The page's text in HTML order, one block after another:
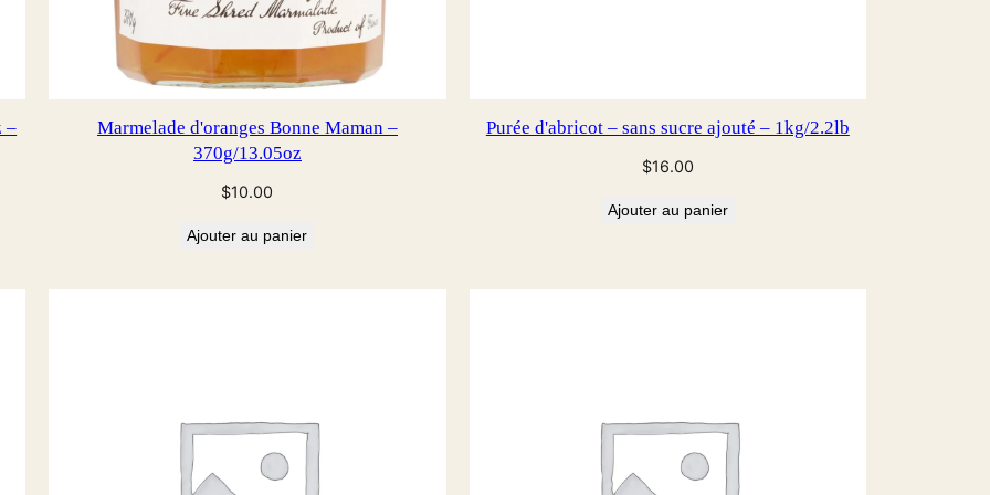
–
Marmelade d'oranges Bonne Maman –
370g/13.05oz
$10.00
Ajouter au panier
Purée d'abricot – sans sucre ajouté – 1kg/2.2lb
$16.00
Ajouter au panier